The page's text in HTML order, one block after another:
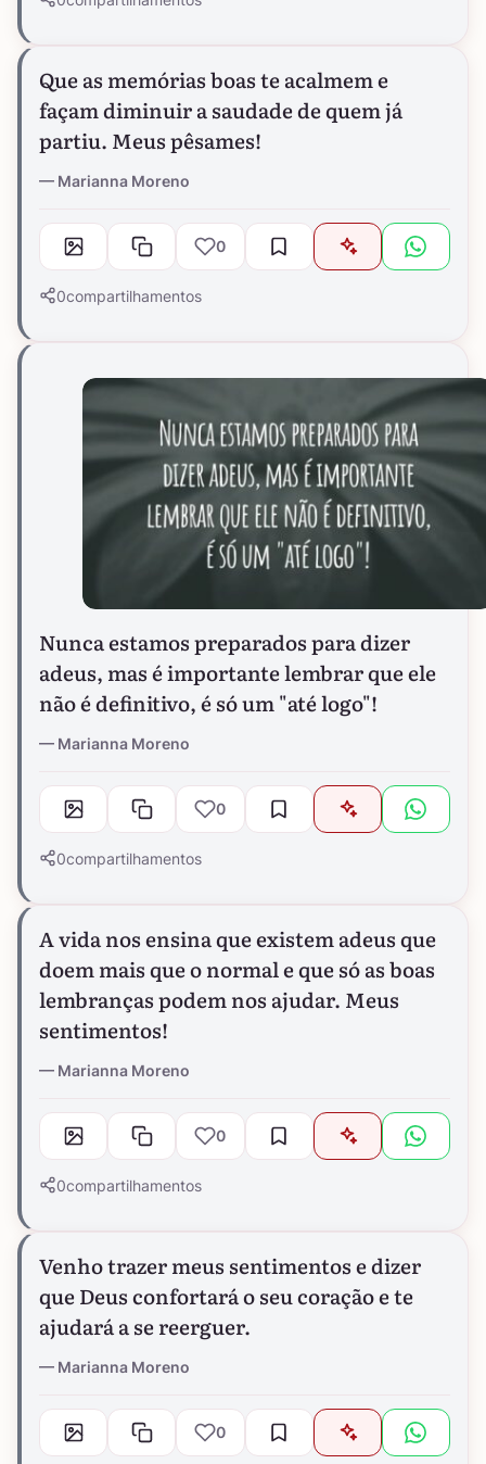
Que as memórias boas te acalmem e
façam diminuir a saudade de quem já
partiu. Meus pêsames!
Marianna Moreno
0
0compartilhamentos
Nunca estamos preparados para dizer
adeus, mas é importante lembrar que ele
não é definitivo, é só um "até logo"!
Marianna Moreno
0
0compartilhamentos
A vida nos ensina que existem adeus que
doem mais que o normal e que só as boas
lembranças podem nos ajudar. Meus
sentimentos!
Marianna Moreno
0
0compartilhamentos
Venho trazer meus sentimentos e dizer
que Deus confortará o seu coração e te
ajudará a se reerguer.
Marianna Moreno
0